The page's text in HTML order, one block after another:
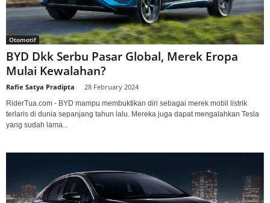
Otomotif
BYD Dkk Serbu Pasar Global, Merek Eropa
Mulai Kewalahan?
Rafie Satya Pradipta 28 February 2024
RiderTua.com - BYD mampu membuktikan diri sebagai merek mobil listrik
terlaris di dunia sepanjang tahun lalu. Mereka juga dapat mengalahkan Tesla
yang sudah lama...